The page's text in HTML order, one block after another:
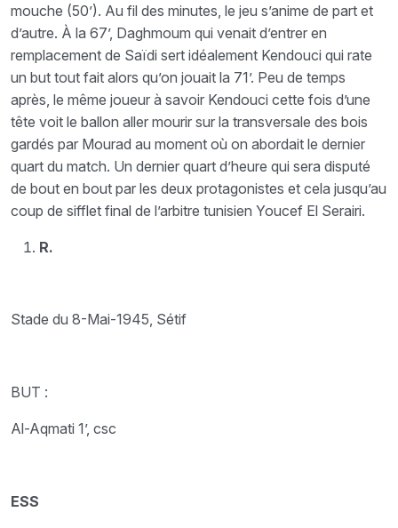
mouche (50’). Au fil des minutes, le jeu s’anime de part et
d’autre. À la 67’, Daghmoum qui venait d’entrer en
remplacement de Saïdi sert idéalement Kendouci qui rate
un but tout fait alors qu’on jouait la 71’. Peu de temps
après, le même joueur à savoir Kendouci cette fois d’une
tête voit le ballon aller mourir sur la transversale des bois
gardés par Mourad au moment où on abordait le dernier
quart du match. Un dernier quart d’heure qui sera disputé
de bout en bout par les deux protagonistes et cela jusqu’au
coup de sifflet final de l’arbitre tunisien Youcef El Serairi.
R.
Stade du 8-Mai-1945, Sétif
BUT :
Al-Aqmati 1’, csc
ESS